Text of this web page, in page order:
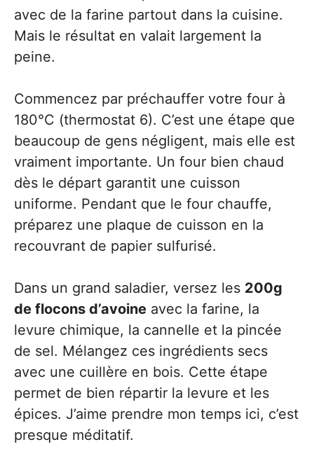
avec de la farine partout dans la cuisine.
Mais le résultat en valait largement la
peine.
Commencez par préchauffer votre four à
180°C (thermostat 6). C’est une étape que
beaucoup de gens négligent, mais elle est
vraiment importante. Un four bien chaud
dès le départ garantit une cuisson
uniforme. Pendant que le four chauffe,
préparez une plaque de cuisson en la
recouvrant de papier sulfurisé.
Dans un grand saladier, versez les 200g
de flocons d’avoine avec la farine, la
levure chimique, la cannelle et la pincée
de sel. Mélangez ces ingrédients secs
avec une cuillère en bois. Cette étape
permet de bien répartir la levure et les
épices. J’aime prendre mon temps ici, c’est
presque méditatif.